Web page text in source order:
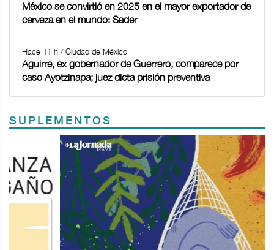
México se convirtió en 2025 en el mayor exportador de
cerveza en el mundo: Sader
Hace 11 h / Ciudad de México
Aguirre, ex gobernador de Guerrero, comparece por
caso Ayotzinapa; juez dicta prisión preventiva
SUPLEMENTOS